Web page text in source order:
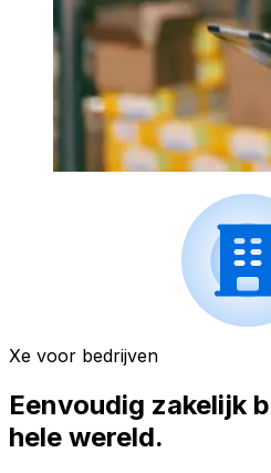
Xe voor bedrijven
Eenvoudig zakelijk
hele wereld.